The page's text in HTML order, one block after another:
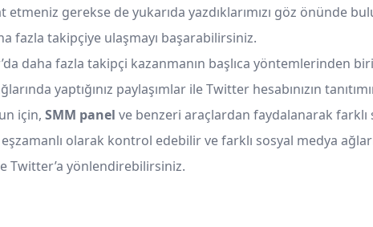
etmeniz gerekse de yukarıda yazdıklarımızı göz önünde
fazla takipçiye ulaşmayı başarabilirsiniz.
daha fazla takipçi kazanmanın başlıca yöntemlerinden
yaptığınız paylaşımlar ile Twitter hesabınızın
için, SMM panel ve benzeri araçlardan faydalanarak farklı
eşzamanlı olarak kontrol edebilir ve farklı sosyal medya
Twitter’a yönlendirebilirsiniz.